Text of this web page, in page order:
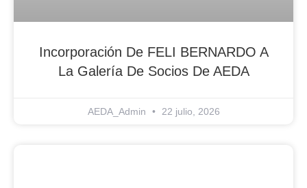
Incorporación De FELI BERNARDO A
La Galería De Socios De AEDA
AEDA_Admin 22 julio, 2026